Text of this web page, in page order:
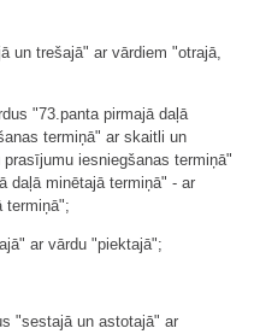
un trešajā" ar vārdiem "otrajā,
"73.panta pirmajā daļā
termiņā" ar skaitli un
iesniegšanas termiņā"
daļā minētajā termiņā" - ar
termiņā";
ar vārdu "piektajā";
"sestajā un astotajā" ar